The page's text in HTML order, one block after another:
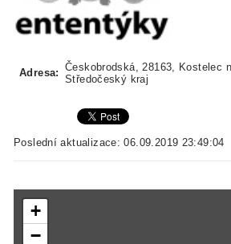
Adresa: Českobrodská, 28163, Kostelec
Středočeský kraj
Poslední aktualizace: 06.09.2019 23:49:04
+
−